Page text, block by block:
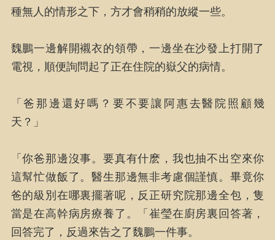
種無人的情形之下，方才會稍稍的放縱一些。
魏鵬一邊解開襯衣的領帶，一邊坐在沙發上打開了
電視，順便詢問起了正在住院的嶽父的病情。
「爸那邊還好嗎？要不要讓阿惠去醫院照顧幾
天？」
「你爸那邊沒事。要真有什麽，我也抽不出空來你
這幫忙做飯了。醫生那邊無非考慮個謹慎。畢竟你
爸的級別在哪裏擺著呢，反正研究院那邊全包，隻
當是在高幹病房療養了。「崔瑩在廚房裏回答著，
回答完了，反過來告之了魏鵬一件事。